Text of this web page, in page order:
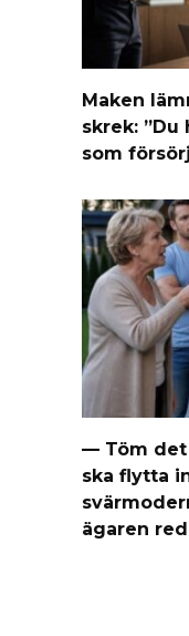
Maken
skrek:
som
— Töm det
ska flytta
ägaren